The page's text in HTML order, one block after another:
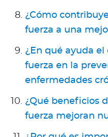
¿Cómo
fuerza a una
¿En qué ayuda
fuerza en la
enfermedades
¿Qué beneficios
fuerza mejoran